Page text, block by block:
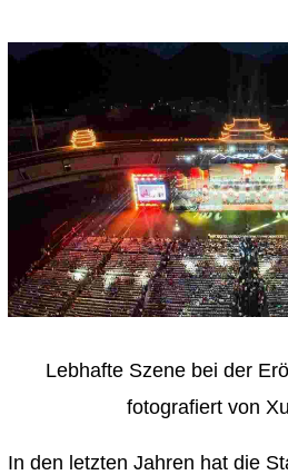
Lebhafte Szene bei der
fotografiert von
In den letzten Jahren hat die